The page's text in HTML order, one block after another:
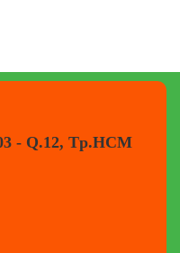
- Q.12, Tp.HCM